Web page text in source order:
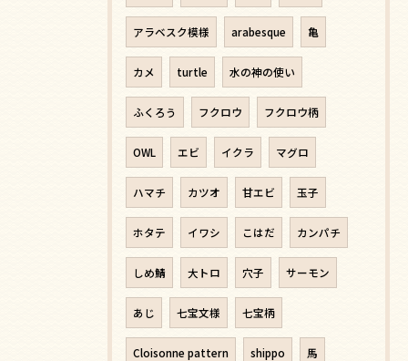
アラベスク模様 arabesque 亀
カメ turtle 水の神の使い
ふくろう フクロウ フクロウ柄
OWL エビ イクラ マグロ
ハマチ カツオ 甘エビ 玉子
ホタテ イワシ こはだ カンパチ
しめ鯖 大トロ 穴子 サーモン
あじ 七宝文様 七宝柄
Cloisonne pattern shippo 馬